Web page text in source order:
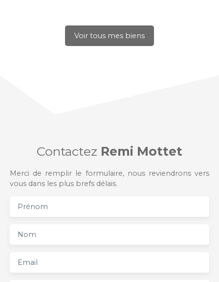
Voir tous mes biens
Contactez Remi Mottet
Merci de remplir le formulaire, nous reviendrons vers
vous dans les plus brefs délais.
Prénom
Nom
Email